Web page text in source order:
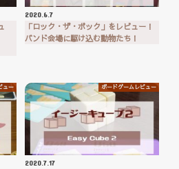
2020.6.7
「ロック・ザ・ボック」をレビュー！
バンド会場に駆け込む動物たち！
ュー ボードゲームレビュー
2020.7.17